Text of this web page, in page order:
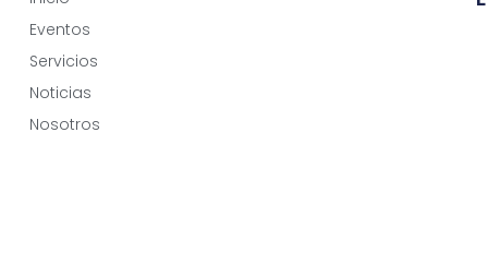
Eventos
Servicios
Noticias
Nosotros